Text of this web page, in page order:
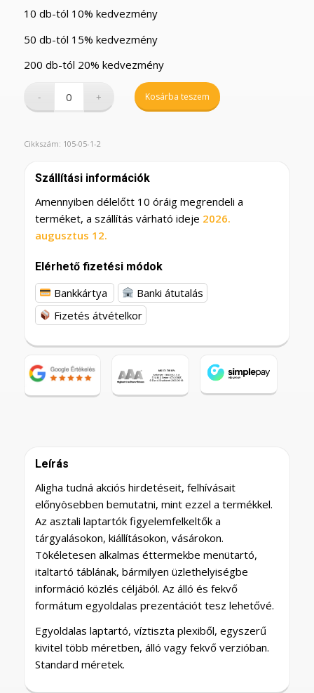
10 db-tól 10% kedvezmény
50 db-tól 15% kedvezmény
200 db-tól 20% kedvezmény
Kosárba teszem
Cikkszám: 105-05-1-2
Szállítási információk
Amennyiben délelőtt 10 óráig megrendeli a
terméket, a szállítás várható ideje 2026.
augusztus 12.
Elérhető fizetési módok
Bankkártya
Banki átutalás
Fizetés átvételkor
Leírás
Aligha tudná akciós hirdetéseit, felhívásait
előnyösebben bemutatni, mint ezzel a termékkel.
Az asztali laptartók figyelemfelkeltők a
tárgyalásokon, kiállításokon, vásárokon.
Tökéletesen alkalmas éttermekbe menütartó,
italtartó táblának, bármilyen üzlethelyiségbe
információ közlés céljából. Az álló és fekvő
formátum egyoldalas prezentációt tesz lehetővé.
Egyoldalas laptartó, víztiszta plexiből, egyszerű
kivitel több méretben, álló vagy fekvő verzióban.
Standard méretek.